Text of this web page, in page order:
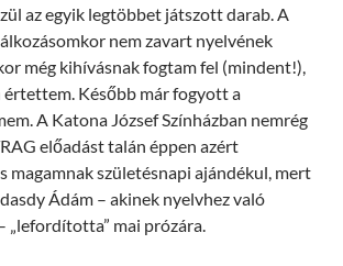
az egyik legtöbbet játszott darab. A
nem zavart nyelvének
még kihívásnak fogtam fel (mindent!),
Később már fogyott a
A Katona József Színházban nemrég
előadást talán éppen azért
magamnak születésnapi ajándékul, mert
Ádám – akinek nyelvhez való
„lefordította” mai prózára.